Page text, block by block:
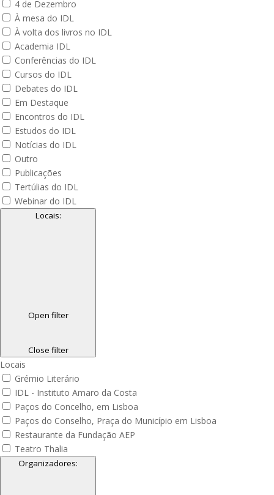
4 de Dezembro
À mesa do IDL
À volta dos livros no IDL
Academia IDL
Conferências do IDL
Cursos do IDL
Debates do IDL
Em Destaque
Encontros do IDL
Estudos do IDL
Notícias do IDL
Outro
Publicações
Tertúlias do IDL
Webinar do IDL
Locais:
Open filter
Close filter
Locais
Grémio Literário
IDL - Instituto Amaro da Costa
Paços do Concelho, em Lisboa
Paços do Conselho, Praça do Município em Lisboa
Restaurante da Fundação AEP
Teatro Thalia
Organizadores: